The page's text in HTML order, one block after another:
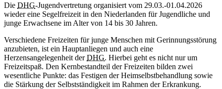
Die DHG-Jugendvertretung organisiert vom 29.03.-01.04.2026
wieder eine Segelfreizeit in den Niederlanden für Jugendliche und
junge Erwachsene im Alter von 14 bis 30 Jahren.
Verschiedene Freizeiten für junge Menschen mit Gerinnungsstörung
anzubieten, ist ein Hauptanliegen und auch eine
Herzensangelegenheit derDHG. Hierbei geht es nicht nur um
Freizeitspaß. Den Kernbestandteil der Freizeiten bilden zwei
wesentliche Punkte: das Festigen der Heimselbstbehandlung sowie
die Stärkung der Selbstständigkeit im Rahmen der Erkrankung.